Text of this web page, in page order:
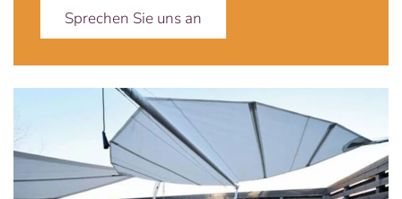
Sprechen Sie uns an